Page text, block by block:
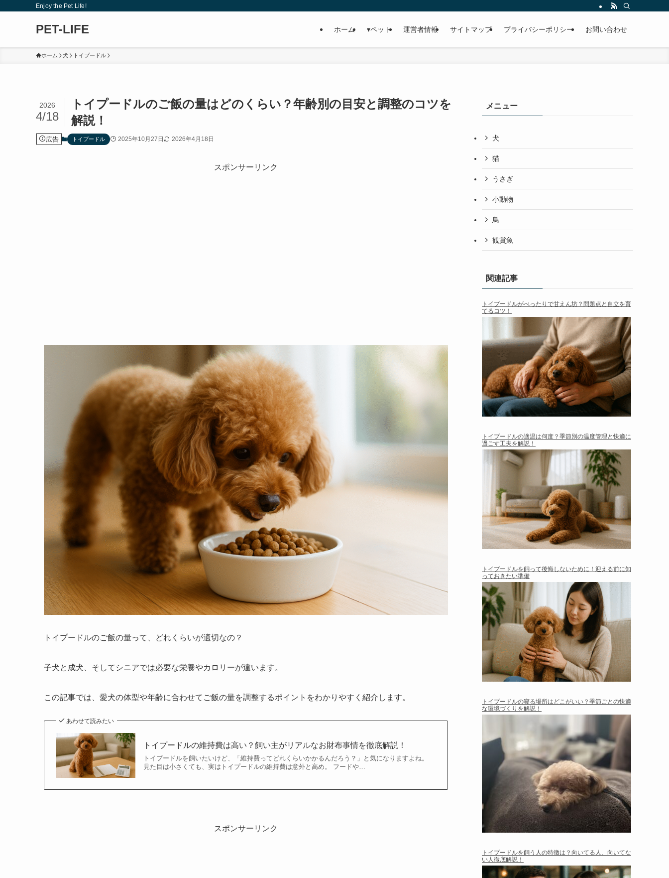
Enjoy the Pet Life!
PET-LIFE ホーム ▾ペット 運営者情報 サイトマップ プライバシーポリシー お問い合わせ
ホーム 犬 トイプードル
トイプードルのご飯の量はどのくらい？年齢別の目安と調整のコツを
解説！
2026
4/18
広告 トイプードル 2025年10月27日 2026年4月18日
スポンサーリンク
トイプードルのご飯の量って、どれくらいが適切なの？
子犬と成犬、そしてシニアでは必要な栄養やカロリーが違います。
この記事では、愛犬の体型や年齢に合わせてご飯の量を調整するポイントをわかりやすく紹介します。
あわせて読みたい
トイプードルの維持費は高い？飼い主がリアルなお財布事情を徹底解説！
トイプードルを飼いたいけど、「維持費ってどれくらいかかるんだろう？」と気になりますよね。
見た目は小さくても、実はトイプードルの維持費は意外と高め。 フードや…
スポンサーリンク
メニュー
犬
猫
うさぎ
小動物
鳥
観賞魚
関連記事
トイプードルがべったりで甘えん坊？問題点と自立を育
てるコツ！
トイプードルの適温は何度？季節別の温度管理と快適に
過ごす工夫を解説！
トイプードルを飼って後悔しないために！迎える前に知
っておきたい準備
トイプードルの寝る場所はどこがいい？季節ごとの快適
な環境づくりを解説！
トイプードルを飼う人の特徴は？向いてる人、向いてな
い人徹底解説！